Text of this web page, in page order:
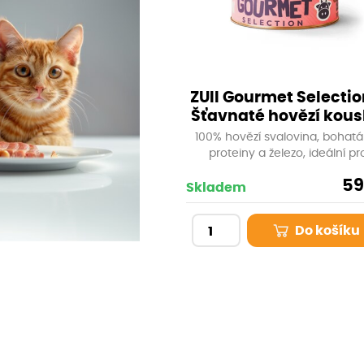
ZUII Gourmet
Šťavnaté hovězí
80 g
100% hovězí svalovina,
proteiny a železo, ideální
Bez umělých konzervantů,
dochucovadel. Vysoký
přírodních proteinů, přirozený
železa a minerálů, čisté složení
Skladem
Do košíku